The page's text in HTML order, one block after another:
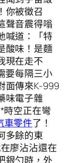
你被徵召
聲音震得嗡
喊道：「特
酸味！是麵
現在走不
要每隔三小
面傳來K-999
味電子雜
時空正在彎
車零件了！
多餘的東
廖沾沾還在
銀勺時，外